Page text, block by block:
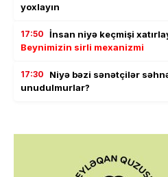
yoxlayın
17:50 İnsan niyə keçmişi
Beynimizin sirli mexanizmi
17:30
Niyə bəzi sənətçilər
unudulmurlar?